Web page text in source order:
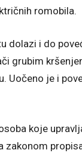
romobila.
dolazi i do
grubim
Uočeno je i
koje
zakonom